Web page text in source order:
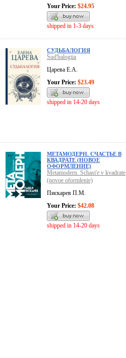
Your Price: $24.95
shipped in 1-3 days
СУДЬБАЛОГИЯ
Sud'balogiia
Царева Е.А.
Your Price: $23.49
shipped in 14-20 days
МЕТАМОДЕРН. СЧАСТЬЕ В
КВАДРАТЕ (НОВОЕ
ОФОРМЛЕНИЕ)
Metamodern. Schast'e v kvadrate
(novoe oformlenie)
Пискарев П.М.
Your Price: $42.08
shipped in 14-20 days